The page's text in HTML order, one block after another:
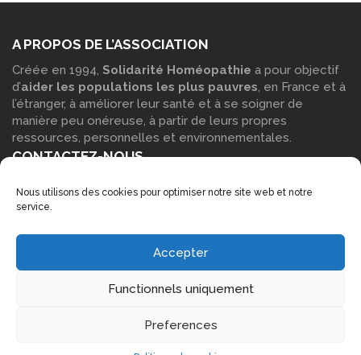
Nous utilisons des cookies pour optimiser notre site web et notre
service.
Accepter
Functionnels uniquement
Preferences
A PROPOS DE L’ASSOCIATION
Créée en 1994, Solidarité Homéopathie a pour objectif
d’aider les populations les plus pauvres, en France et à
l’étranger, à améliorer leur santé et à se soigner de
manière peu onéreuse, à partir de leurs propres
ressources, personnelles et environnementales.
CONTACTEZ-NOUS
Solidarité Homéopathie – Maison des associations, Parc
53 Pare-mailà l’aide de notreformulaire de contact.
LIENS COMPLÉMENTAIRES
Mentions légales